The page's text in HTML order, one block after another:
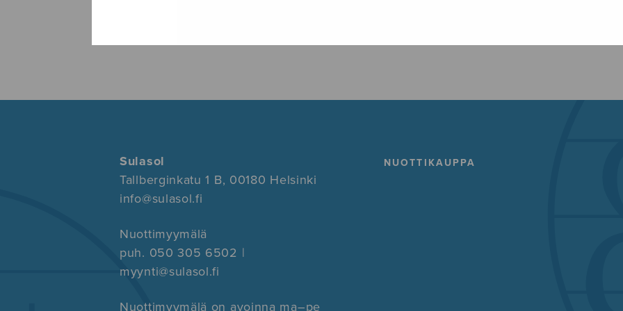
Sulasol
Tallberginkatu 1 B, 00180 Helsinki
info@sulasol.fi
Nuottimyymälä
puh. 050 305 6502 |
myynti@sulasol.fi
Nuottimyymälä on avoinna ma–pe
NUOTTIKAUPPA